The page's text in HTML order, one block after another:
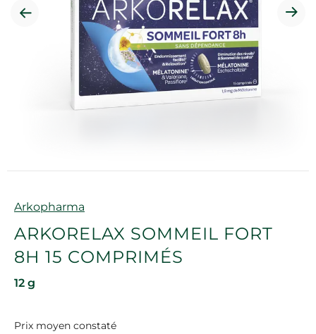
Marque
Arkopharma
ARKORELAX SOMMEIL FORT
8H 15 COMPRIMÉS
12 g
Prix moyen constaté